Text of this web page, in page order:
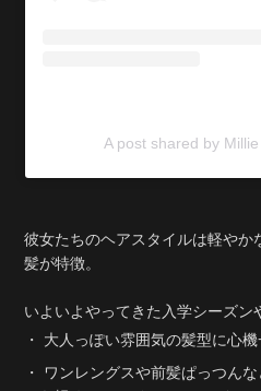
A post shared by
彼女たちのヘアスタイルは軽やか
髪が特徴。
いよいよやってきた入学シーズン
・ 大人っぽい雰囲気の髪型に心機
・ ワンレングスや前髪ぱっつん